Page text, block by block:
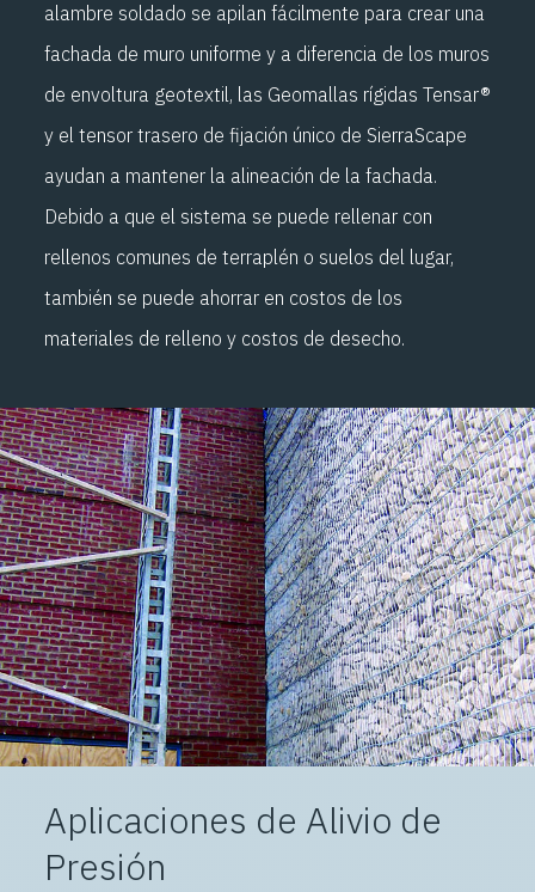
alambre soldado se apilan fácilmente para crear una
fachada de muro uniforme y a diferencia de los muros
de envoltura geotextil, las Geomallas rígidas Tensar®
y el tensor trasero de fijación único de SierraScape
ayudan a mantener la alineación de la fachada.
Debido a que el sistema se puede rellenar con
rellenos comunes de terraplén o suelos del lugar,
también se puede ahorrar en costos de los
materiales de relleno y costos de desecho.
Aplicaciones de Alivio de
Presión